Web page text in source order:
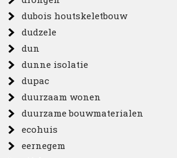
dubois houtskeletbouw
dudzele
dun
dunne isolatie
dupac
duurzaam wonen
duurzame bouwmaterialen
ecohuis
eernegem